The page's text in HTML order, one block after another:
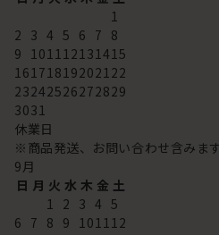
1
2 3 4 5 6 7 8
9
10 11 12 13 14 15
16 17 18 192021 22
23242526272829
3031
休業日
※商品発送、お問い合わせ含みます
9 月
日 月 火 水 木 金 土
1
2 3 4 5
6 7 8 9 10 11 12